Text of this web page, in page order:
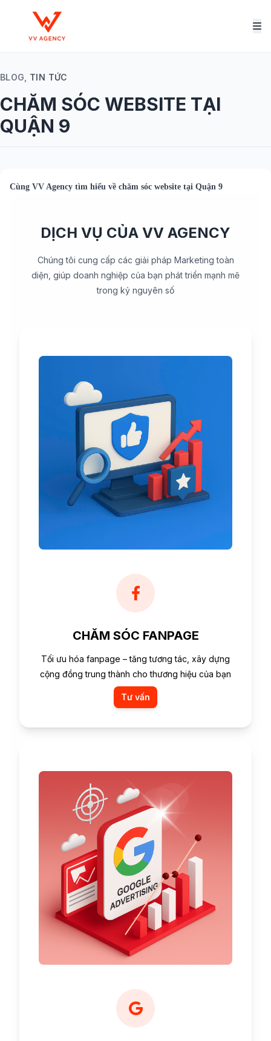
BLOG, TIN TỨC
CHĂM SÓC WEBSITE TẠI
QUẬN 9
Cùng VV Agency tìm hiểu về chăm sóc website tại Quận 9
DỊCH VỤ CỦA VV AGENCY
Chúng tôi cung cấp các giải pháp Marketing toàn
diện, giúp doanh nghiệp của bạn phát triển mạnh mẽ
trong kỷ nguyên số
CHĂM SÓC FANPAGE
Tối ưu hóa fanpage – tăng tương tác, xây dựng
cộng đồng trung thành cho thương hiệu của bạn
Tư vấn